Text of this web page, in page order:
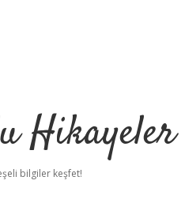
Hikayeler
bilgiler keşfet!